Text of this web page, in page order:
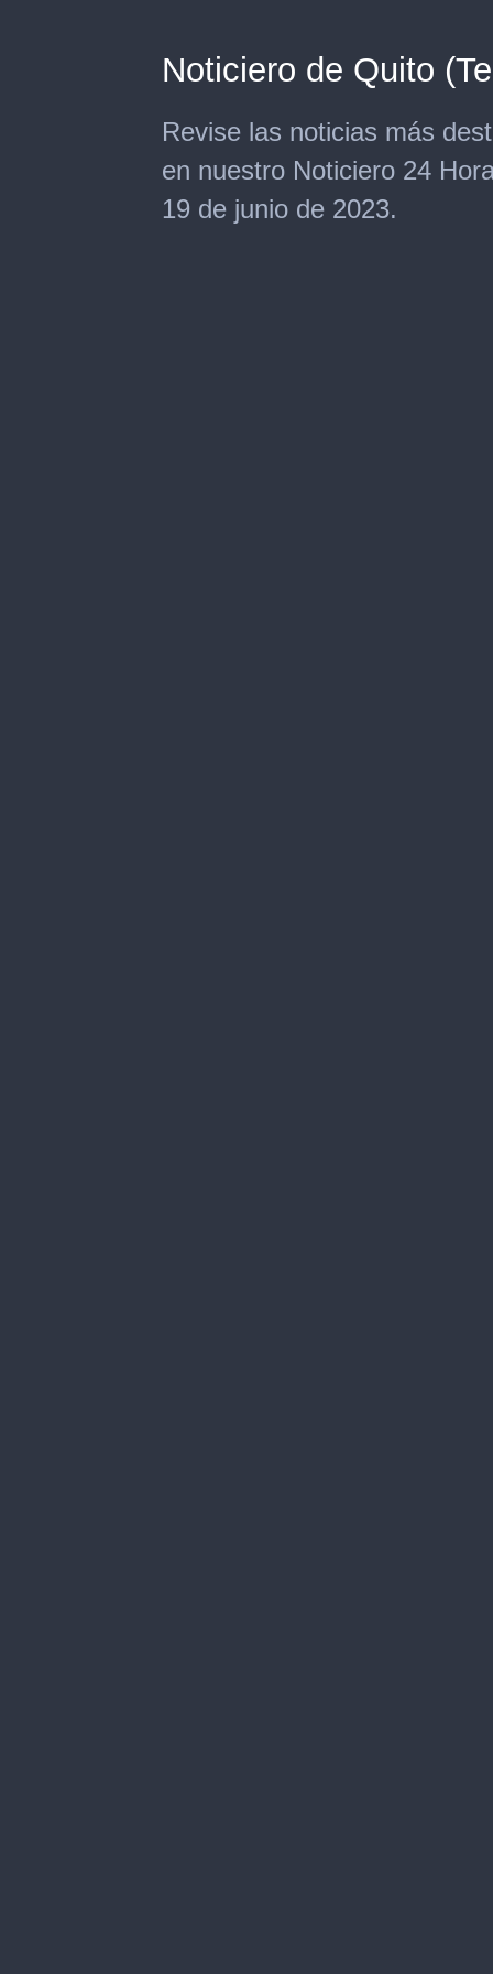
Noticiero de Quito
Revise las noticias más
en nuestro Noticiero 24
19 de junio de 2023.